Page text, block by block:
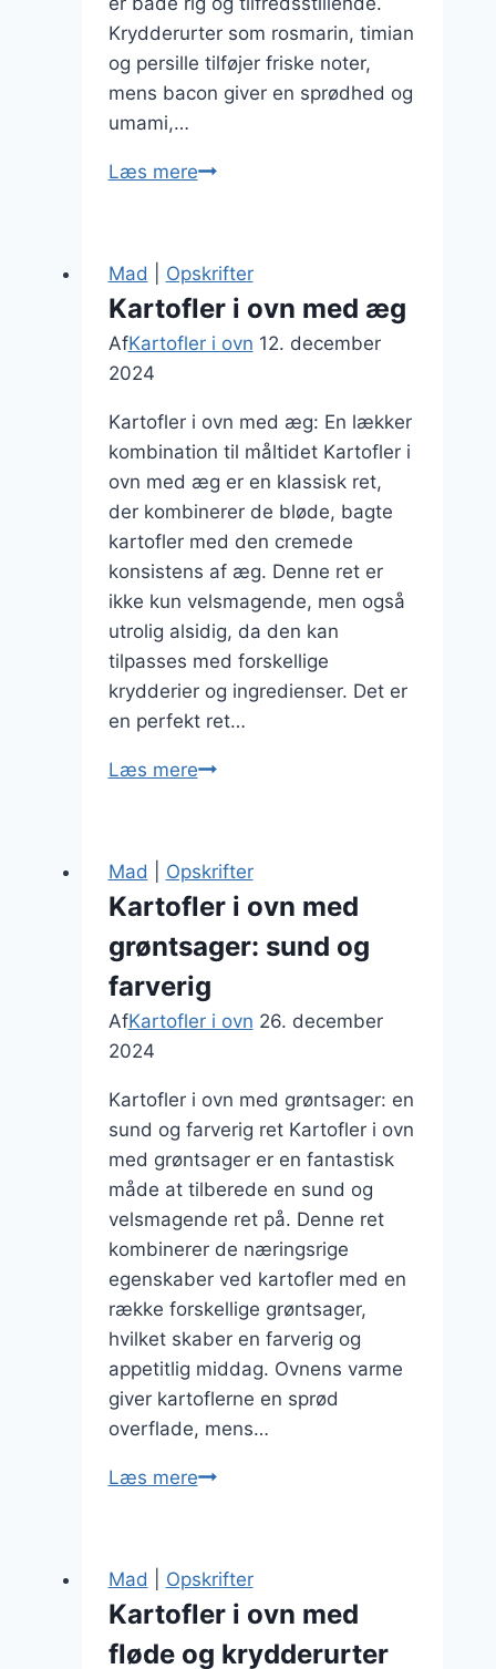
Krydderurter som rosmarin, timian
og persille tilføjer friske noter,
mens bacon giver en sprødhed og
umami,…
Læs mereKrydderurter
kartofler
i
ovn
Mad Opskrifter
Kartofler i ovn med æg
AfKartofler i ovn 12. december
2024
Kartofler i ovn med æg: En lækker
kombination til måltidet Kartofler i
ovn med æg er en klassisk ret,
der kombinerer de bløde, bagte
kartofler med den cremede
konsistens af æg. Denne ret er
ikke kun velsmagende, men også
utrolig alsidig, da den kan
tilpasses med forskellige
krydderier og ingredienser. Det er
en perfekt ret…
Læs mereKartofler
æg
Mad Opskrifter
Kartofler i ovn med
grøntsager: sund og
farverig
AfKartofler i ovn 26. december
2024
Kartofler i ovn med grøntsager: en
sund og farverig ret Kartofler i ovn
med grøntsager er en fantastisk
måde at tilberede en sund og
velsmagende ret på. Denne ret
kombinerer de næringsrige
egenskaber ved kartofler med en
række forskellige grøntsager,
hvilket skaber en farverig og
appetitlig middag. Ovnens varme
giver kartoflerne en sprød
overflade, mens…
Læs mereKartofler
grøntsager:
sund
og
Mad Opskrifter
Kartofler i ovn med
fløde og krydderurter